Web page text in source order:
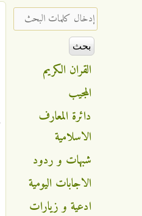
الإشعاع
الإسلامي
‏إدخال كلمات البحث ‏
القران الكريم
المجيب
دائرة المعارف
الاسلامية
شبهات و ردود
الاجابات اليومية
ادعية و زيارات